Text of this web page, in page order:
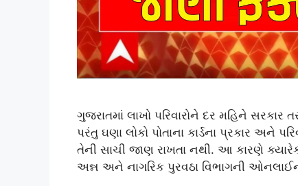
ગુજરાતમાં લાખો પરિવારોને દર મહિને
પરંતુ ઘણા લોકો પોતાના કાર્ડના પ્રકાર
તેની સાચી જાણ રાખતા નથી. આ કારણે
અન્ન અને નાગરિક પુરવઠા વિભાગની